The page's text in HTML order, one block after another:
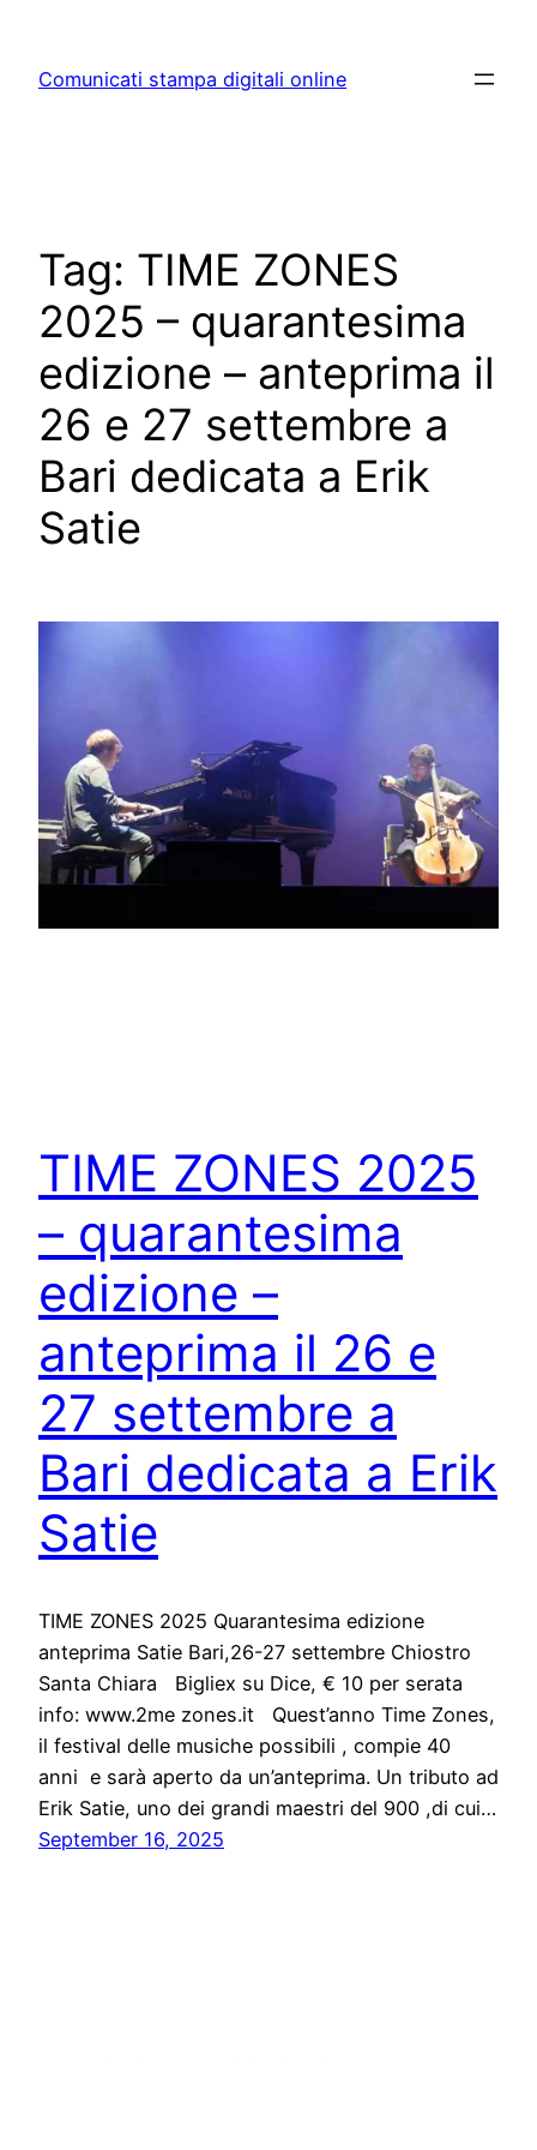
content
Comunicati stampa digitali online
Tag: TIME ZONES
2025 – quarantesima
edizione – anteprima il
26 e 27 settembre a
Bari dedicata a Erik
Satie
TIME ZONES 2025
– quarantesima
edizione –
anteprima il 26 e
27 settembre a
Bari dedicata a Erik
Satie
TIME ZONES 2025 Quarantesima edizione
anteprima Satie Bari,26-27 settembre Chiostro
Santa Chiara Bigliex su Dice, € 10 per serata
info: www.2me zones.it Quest’anno Time Zones,
il festival delle musiche possibili , compie 40
anni e sarà aperto da un’anteprima. Un tributo ad
Erik Satie, uno dei grandi maestri del 900 ,di cui…
September 16, 2025